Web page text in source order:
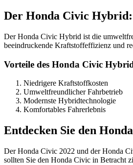
Der Honda Civic
Der Honda Civic Hybrid ist die
beeindruckende Kraftstoffeffizienz und
Vorteile des Honda Civic
Niedrigere Kraftstoffkosten
Umweltfreundlicher Fahrbetrieb
Modernste Hybridtechnologie
Komfortables Fahrerlebnis
Entdecken Sie den
Der Honda Civic 2022 und der Honda
sollten Sie den Honda Civic in Betracht